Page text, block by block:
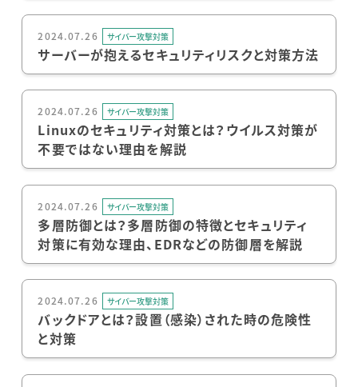
2024.07.26 サイバー攻撃対策
サーバーが抱えるセキュリティリスクと対策方法
2024.07.26 サイバー攻撃対策
Linuxのセキュリティ対策とは？ウイルス対策が
不要ではない理由を解説
2024.07.26 サイバー攻撃対策
多層防御とは？多層防御の特徴とセキュリティ
対策に有効な理由、EDRなどの防御層を解説
2024.07.26 サイバー攻撃対策
バックドアとは？設置（感染）された時の危険性
と対策